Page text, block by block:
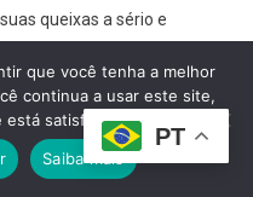
queixas a sério e
intestinal
vaginal?
PT
que você tenha a melhor
continua a usar este site,
está satisfeito.
Saiba mais